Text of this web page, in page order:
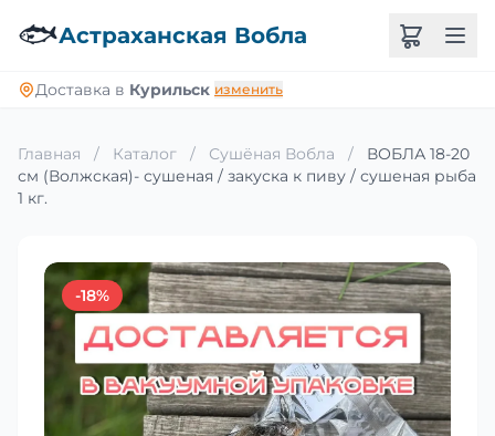
🐟Астраханская Вобла
Доставка в Курильск изменить
Главная / Каталог / Сушёная Вобла /
ВОБЛА 18-20
см (Волжская)- сушеная / закуска к пиву / сушеная рыба
1 кг.
-18%